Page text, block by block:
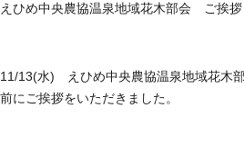
えひめ中央農協温泉地域花木部会 ご挨拶
11/13(水) えひめ中央農協温泉地域花木
前にご挨拶をいただきました。